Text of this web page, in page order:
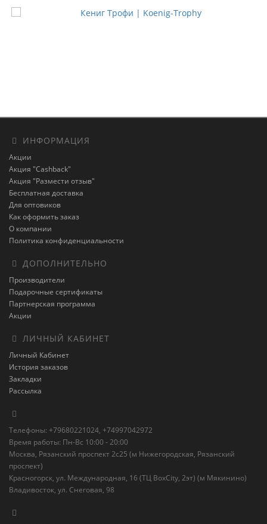
ИНФОРМАЦИЯ
Акции
Акция "Cashback"
Акция "Размести отзыв"
Бесплатная доставка
Для оптовиков
Как оформить заказ
О компании
Политика конфиденциальности
ДОПОЛНИТЕЛЬНО
Производители
Подарочные сертификаты
Партнерская программа
Акции
ЛИЧНЫЙ КАБИНЕТ
Личный Кабинет
История заказов
Закладки
Рассылка
Телефоны: +79680221024, +74997042972
Время работы: Пн-Вс 10:00 - 20:00
Москва, Рязанский проспект 2с25 (м Нижегородская, Рязанский
проспект)
Красногорск, ул. Международная, 16 (ТЦ BoxСity, 2эт) (м Мякинино)
Владивосток, ул. Снеговая, 98